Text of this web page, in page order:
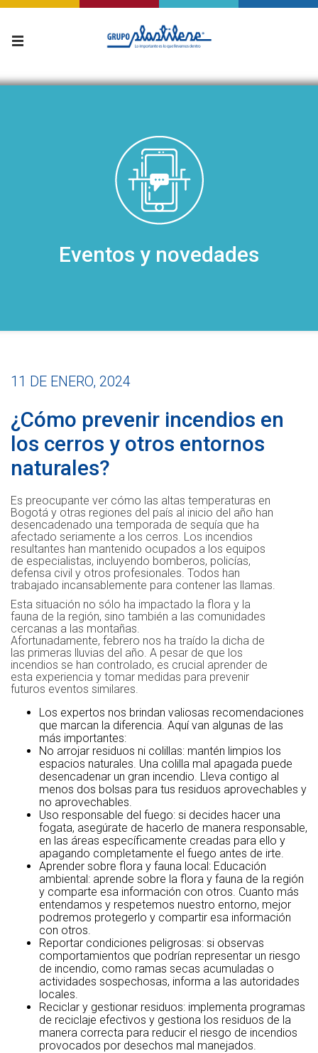
Eventos y novedades
11 DE ENERO, 2024
¿Cómo prevenir incendios en
los cerros y otros entornos
naturales?
Es preocupante ver cómo las altas temperaturas en
Bogotá y otras regiones del país al inicio del año han
desencadenado una temporada de sequía que ha
afectado seriamente a los cerros. Los incendios
resultantes han mantenido ocupados a los equipos
de especialistas, incluyendo bomberos, policías,
defensa civil y otros profesionales. Todos han
trabajado incansablemente para contener las llamas.
Esta situación no sólo ha impactado la flora y la
fauna de la región, sino también a las comunidades
cercanas a las montañas.
Afortunadamente, febrero nos ha traído la dicha de
las primeras lluvias del año. A pesar de que los
incendios se han controlado, es crucial aprender de
esta experiencia y tomar medidas para prevenir
futuros eventos similares.
Los expertos nos brindan valiosas recomendaciones
que marcan la diferencia. Aquí van algunas de las
más importantes:
No arrojar residuos ni colillas: mantén limpios los
espacios naturales. Una colilla mal apagada puede
desencadenar un gran incendio. Lleva contigo al
menos dos bolsas para tus residuos aprovechables y
no aprovechables.
Uso responsable del fuego: si decides hacer una
fogata, asegúrate de hacerlo de manera responsable,
en las áreas específicamente creadas para ello y
apagando completamente el fuego antes de irte.
Aprender sobre flora y fauna local: Educación
ambiental: aprende sobre la flora y fauna de la región
y comparte esa información con otros. Cuanto más
entendamos y respetemos nuestro entorno, mejor
podremos protegerlo y compartir esa información
con otros.
Reportar condiciones peligrosas: si observas
comportamientos que podrían representar un riesgo
de incendio, como ramas secas acumuladas o
actividades sospechosas, informa a las autoridades
locales.
Reciclar y gestionar residuos: implementa programas
de reciclaje efectivos y gestiona los residuos de la
manera correcta para reducir el riesgo de incendios
provocados por desechos mal manejados.